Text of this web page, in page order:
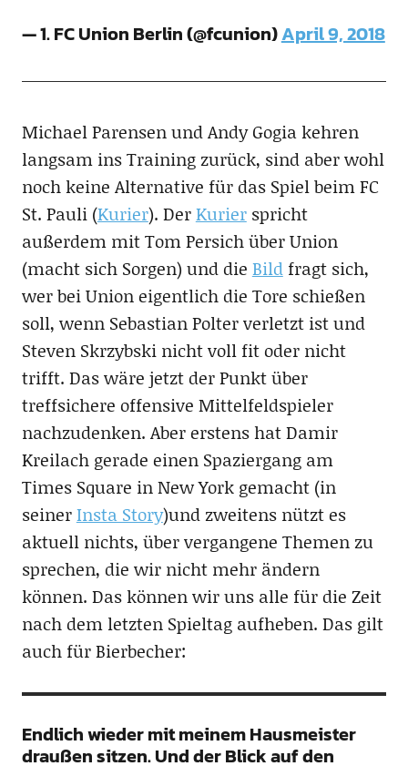
— 1. FC Union Berlin (@fcunion)April 9, 2018
Michael Parensen und Andy Gogia kehren
langsam ins Training zurück, sind aber wohl
noch keine Alternative für das Spiel beim FC
St. Pauli (Kurier). DerKurierspricht
außerdem mit Tom Persich über Union
(macht sich Sorgen) und die Bildfragt sich,
wer bei Union eigentlich die Tore schießen
soll, wenn Sebastian Polter verletzt ist und
Steven Skrzybski nicht voll fit oder nicht
trifft. Das wäre jetzt der Punkt über
treffsichere offensive Mittelfeldspieler
nachzudenken. Aber erstens hat Damir
Kreilach gerade einen Spaziergang am
Times Square in New York gemacht (in
seinerInsta Story)und zweitens nützt es
aktuell nichts, über vergangene Themen zu
sprechen, die wir nicht mehr ändern
können. Das können wir uns alle für die Zeit
nach dem letzten Spieltag aufheben. Das gilt
auch für Bierbecher:
Endlich wieder mit meinem Hausmeister
draußen sitzen. Und der Blick auf den